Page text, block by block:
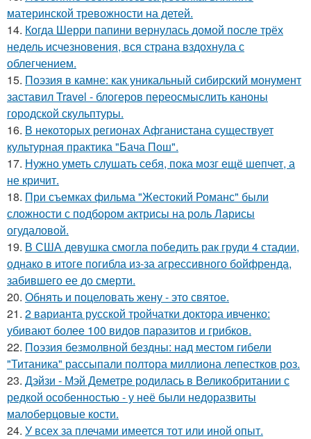
материнской тревожности на детей.
14. Когда Шерри папини вернулась домой после трёх
недель исчезновения, вся страна вздохнула с
облегчением.
15. Поэзия в камне: как уникальный сибирский монумент
заставил Travel - блогеров переосмыслить каноны
городской скульптуры.
16. В некоторых регионах Афганистана существует
культурная практика "Бача Пош".
17. Нужно уметь слушать себя, пока мозг ещё шепчет, а
не кричит.
18. При съемках фильма "Жестокий Романс" были
сложности с подбором актрисы на роль Ларисы
огудаловой.
19. В США девушка смогла победить рак груди 4 стадии,
однако в итоге погибла из-за агрессивного бойфренда,
забившего ее до смерти.
20. Обнять и поцеловать жену - это святое.
21. 2 варианта русской тройчатки доктора ивченко:
убивают более 100 видов паразитов и грибков.
22. Поэзия безмолвной бездны: над местом гибели
"Титаника" рассыпали полтора миллиона лепестков роз.
23. Дэйзи - Мэй Деметре родилась в Великобритании с
редкой особенностью - у неё были недоразвиты
малоберцовые кости.
24. У всех за плечами имеется тот или иной опыт.